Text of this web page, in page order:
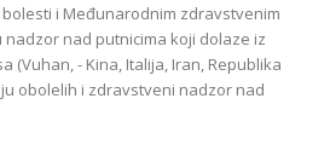
i Međunarodnim zdravstvenim
nad putnicima koji dolaze iz
(Vuhan, - Kina, Italija, Iran, Republika
obolelih i zdravstveni nadzor nad